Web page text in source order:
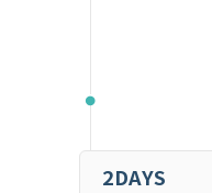
2DAYS